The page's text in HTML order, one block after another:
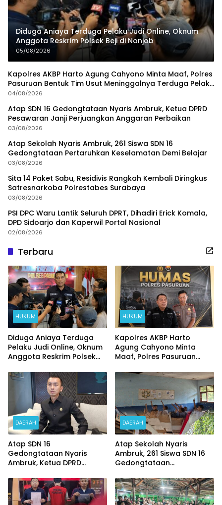
Diduga Aniaya Terduga Pelaku Judi Online, Oknum
Anggota Reskrim Polsek Beji di Nonjob
05/08/2026
Kapolres AKBP Harto Agung Cahyono Minta Maaf, Polres
Pasuruan Bentuk Tim Usut Meninggalnya Terduga Pelaku
Judi Online
04/08/2026
Atap SDN 16 Gedongtataan Nyaris Ambruk, Ketua DPRD
Pesawaran Janji Perjuangkan Anggaran Perbaikan
03/08/2026
Atap Sekolah Nyaris Ambruk, 261 Siswa SDN 16
Gedongtataan Pertaruhkan Keselamatan Demi Belajar
03/08/2026
Sita 14 Paket Sabu, Residivis Rangkah Kembali Diringkus
Satresnarkoba Polrestabes Surabaya
03/08/2026
PSI DPC Waru Lantik Seluruh DPRT, Dihadiri Erick Komala,
DPD Sidoarjo dan Kaperwil Portal Nasional
02/08/2026
Terbaru
HUKUM
Diduga Aniaya Terduga
Pelaku Judi Online, Oknum
Anggota Reskrim Polsek
HUKUM
Kapolres AKBP Harto
Agung Cahyono Minta
Maaf, Polres Pasuruan
Meninggalnya Terduga
Pelaku Judi Online
DAERAH
Atap SDN 16
Gedongtataan Nyaris
Ambruk, Ketua DPRD
Perjuangkan Anggaran
Perbaikan
DAERAH
Atap Sekolah Nyaris
Ambruk, 261 Siswa SDN 16
Gedongtataan
Demi Belajar